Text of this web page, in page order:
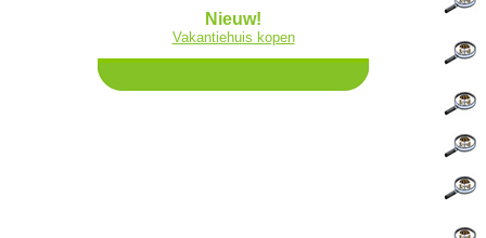
Nieuw!
Vakantiehuis kopen